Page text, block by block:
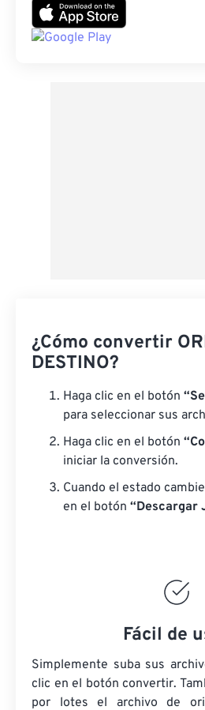
¿Cómo convertir
DESTINO?
Haga clic en el botón
para seleccionar sus
Haga clic en el botón
iniciar la conversión.
Cuando el estado
en el botón “Descargar
Fácil de
Simplemente suba sus
clic en el botón convertir.
por lotes el archivo de